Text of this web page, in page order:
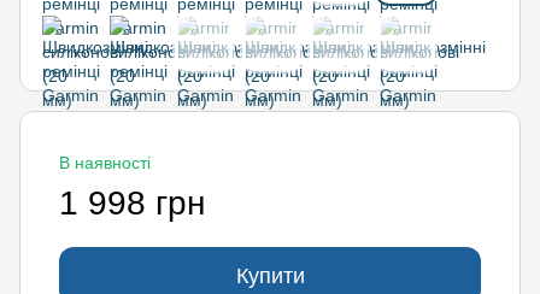
В наявності
1 998 грн
Купити